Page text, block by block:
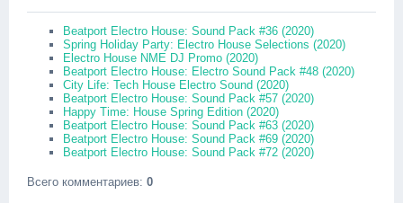
Beatport Electro House: Sound Pack #36 (2020)
Spring Holiday Party: Electro House Selections (2020)
Electro House NME DJ Promo (2020)
Beatport Electro House: Electro Sound Pack #48 (2020)
City Life: Tech House Electro Sound (2020)
Beatport Electro House: Sound Pack #57 (2020)
Happy Time: House Spring Edition (2020)
Beatport Electro House: Sound Pack #63 (2020)
Beatport Electro House: Sound Pack #69 (2020)
Beatport Electro House: Sound Pack #72 (2020)
Всего комментариев: 0